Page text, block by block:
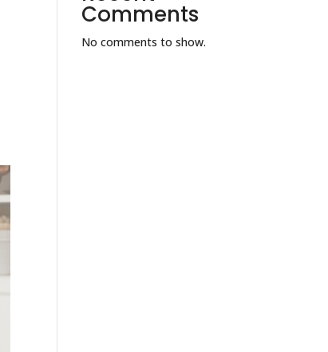
Comments
No comments to show.